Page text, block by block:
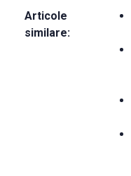
Articole
similare: